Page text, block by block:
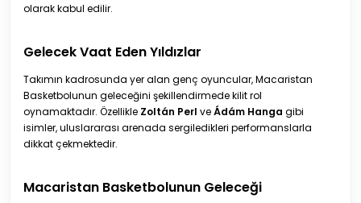
olarak kabul edilir.
Gelecek Vaat Eden Yıldızlar
Takımın kadrosunda yer alan genç oyuncular, Macaristan
Basketbolunun geleceğini şekillendirmede kilit rol
oynamaktadır. Özellikle Zoltán Perl veÁdám Hanga gibi
isimler, uluslararası arenada sergiledikleri performanslarla
dikkat çekmektedir.
Macaristan Basketbolunun Geleceği